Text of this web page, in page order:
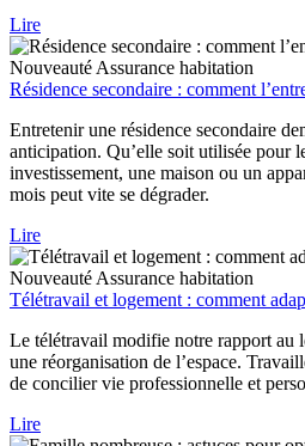
Lire
Nouveauté Assurance habitation
Résidence secondaire : comment
Entretenir une résidence secondaire
anticipation. Qu’elle soit utilisée pour
investissement, une maison ou un
mois peut vite se dégrader.
Lire
Nouveauté Assurance habitation
Télétravail et logement : comment
Le télétravail modifie notre rapport au
une réorganisation de l’espace.
de concilier vie professionnelle et
Lire